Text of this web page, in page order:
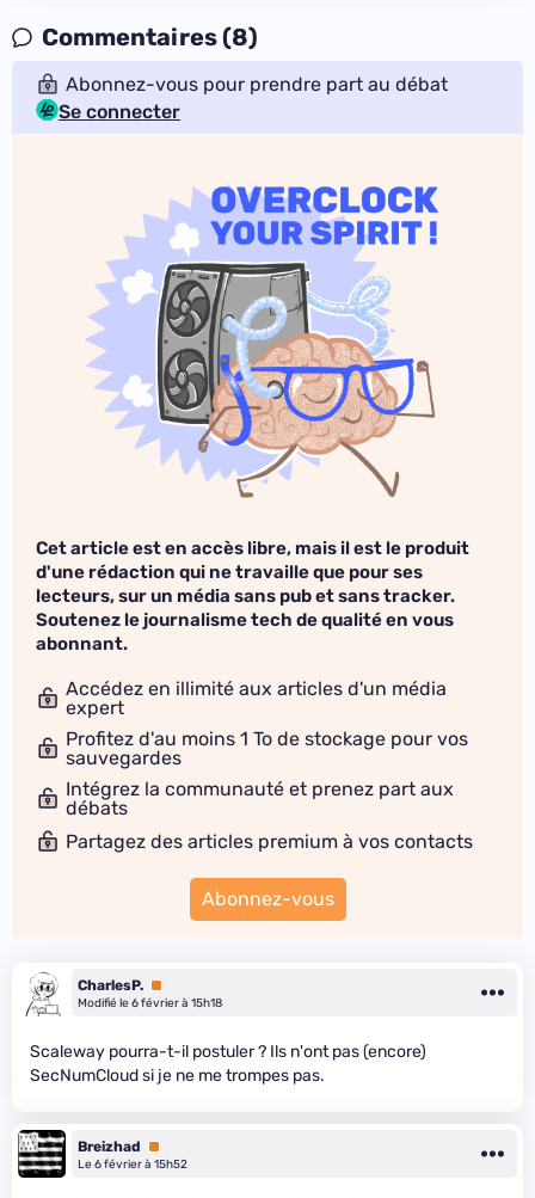
Commentaires (8)
Abonnez-vous pour prendre part au débat
Se connecter
Cet article est en accès libre, mais il est le produit
d'une rédaction qui ne travaille que pour ses
lecteurs, sur un média sans pub et sans tracker.
Soutenez le journalisme tech de qualité en vous
abonnant.
Accédez en illimité aux articles d'un média
expert
Profitez d'au moins 1 To de stockage pour vos
sauvegardes
Intégrez la communauté et prenez part aux
débats
Partagez des articles premium à vos contacts
Abonnez-vous
CharlesP. Premium
Modifié le 6 février à 15h18
Scaleway pourra-t-il postuler ? Ils n'ont pas (encore)
SecNumCloud si je ne me trompes pas.
Breizhad
Premium
Le 6 février à 15h52